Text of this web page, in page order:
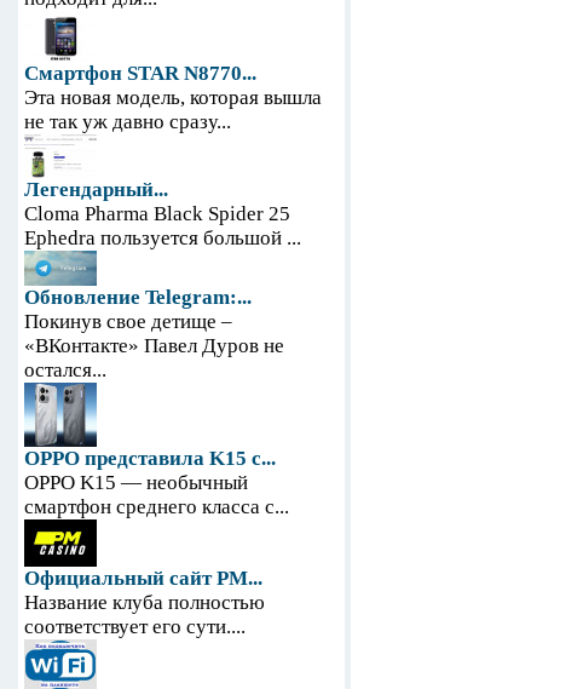
Смартфон STAR N8770...
Эта новая модель, которая вышла
не так уж давно сразу...
Легендарный...
Cloma Pharma Black Spider 25
Ephedra пользуется большой ...
Обновление Telegram:...
Покинув свое детище –
«ВКонтакте» Павел Дуров не
остался...
OPPO представила K15 с...
OPPO K15 — необычный
смартфон среднего класса с...
Официальный сайт PM...
Название клуба полностью
соответствует его сути....